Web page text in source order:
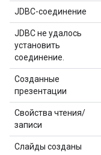
JDBC-соединение
JDBC не удалось
установить
соединение.
Созданные
презентации
Свойства чтения/
записи
Слайды созданы